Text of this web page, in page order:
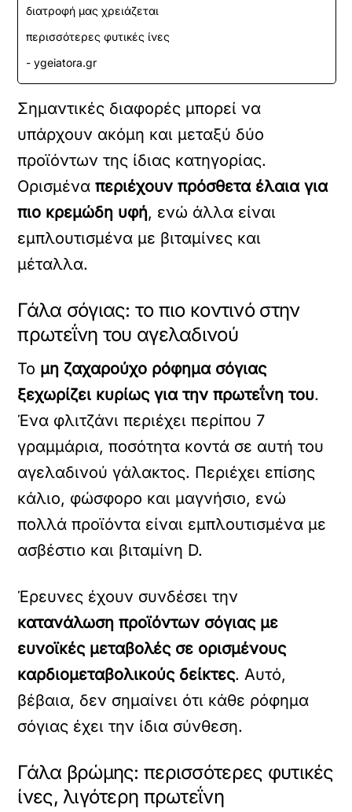
διατροφή μας χρειάζεται
περισσότερες φυτικές ίνες
- ygeiatora.gr
Σημαντικές διαφορές μπορεί να
υπάρχουν ακόμη και μεταξύ δύο
προϊόντων της ίδιας κατηγορίας.
Ορισμέναπεριέχουν πρόσθετα έλαια για
πιο κρεμώδη υφή, ενώ άλλα είναι
εμπλουτισμένα με βιταμίνες και
μέταλλα.
Γάλα σόγιας: το πιο κοντινό στην
πρωτεΐνη του αγελαδινού
Το μη ζαχαρούχο ρόφημα σόγιας
ξεχωρίζει κυρίως για την πρωτεΐνη του.
Ένα φλιτζάνι περιέχει περίπου 7
γραμμάρια, ποσότητα κοντά σε αυτή του
αγελαδινού γάλακτος. Περιέχει επίσης
κάλιο, φώσφορο και μαγνήσιο, ενώ
πολλά προϊόντα είναι εμπλουτισμένα με
ασβέστιο και βιταμίνη D.
Έρευνες έχουν συνδέσει την
κατανάλωση προϊόντων σόγιας με
ευνοϊκές μεταβολές σε ορισμένους
καρδιομεταβολικούς δείκτες. Αυτό,
βέβαια, δεν σημαίνει ότι κάθε ρόφημα
σόγιας έχει την ίδια σύνθεση.
Γάλα βρώμης: περισσότερες φυτικές
ίνες, λιγότερη πρωτεΐνη